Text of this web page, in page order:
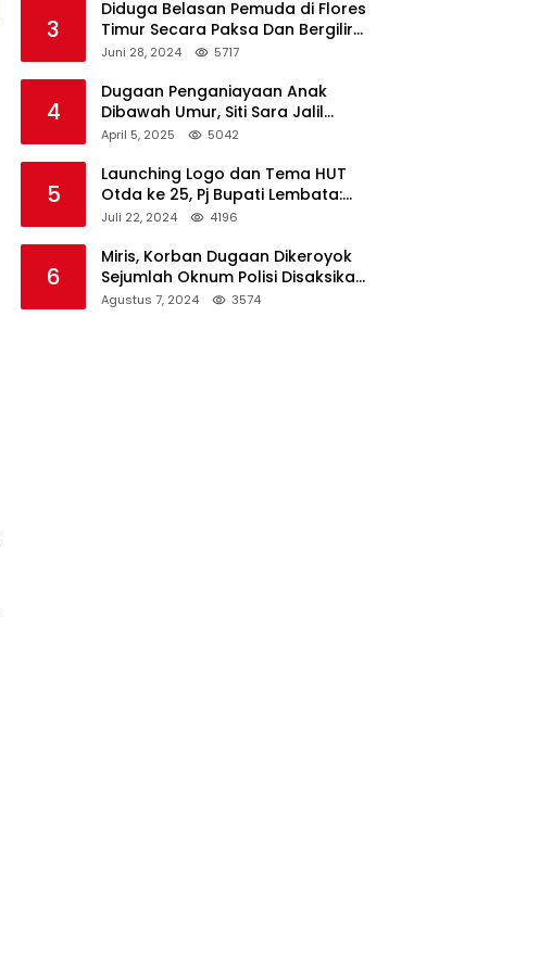
3
Diduga Belasan Pemuda di Flores
Timur Secara Paksa Dan Bergilir
Setubuhi Gadis di Bawah Umur
Juni 28, 2024 5717
4
Dugaan Penganiayaan Anak
Dibawah Umur, Siti Sara Jalil
Seorang Warga Desa Normal 1
April 5, 2025 5042
5
Launching Logo dan Tema HUT
Otda ke 25, Pj Bupati Lembata:
Tema ini Bukan Sekedar Refleksi
Juli 22, 2024 4196
6
Miris, Korban Dugaan Dikeroyok
Sejumlah Oknum Polisi Disaksikan
Istri
Agustus 7, 2024 3574